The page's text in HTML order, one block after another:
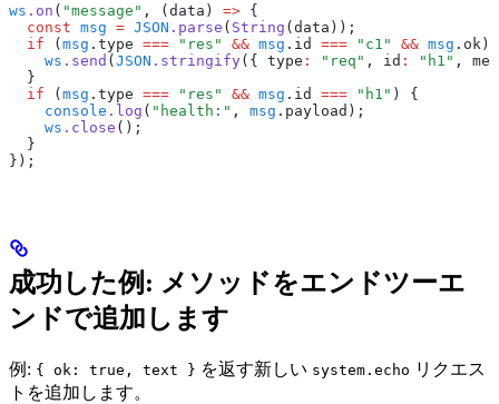
ws .on ( "message" , (data) => {
  const
msg = JSON .parse ( String (data));
  if
(msg .type === "res" && msg .id === "c1" && msg .ok)
    ws
.send (JSON .stringify({ type : "req" , id : "h1" ,
  }
  if
(msg .type === "res" && msg .id === "h1" ) {
    console
.log ( "health:" , msg .payload);
    ws
.close ();
  }
});
成功した例: メソッドをエンドツーエ
ンドで追加します
例: { ok: true, text } を返す新しい system.echo リクエス
トを追加します。